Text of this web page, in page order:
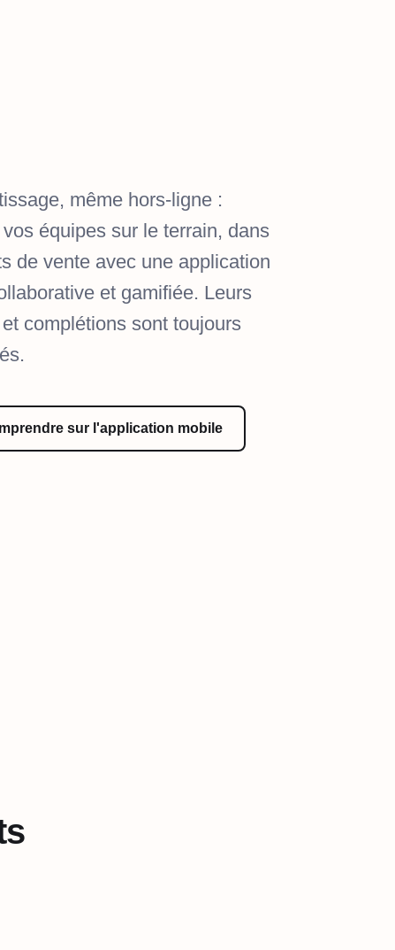
même hors-ligne :
équipes sur le terrain, dans
de vente avec une application
et gamifiée. Leurs
complétions sont toujours
sur l'application mobile